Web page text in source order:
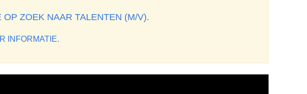
ZOEK NAAR TALENTEN (M/V).
INFORMATIE.